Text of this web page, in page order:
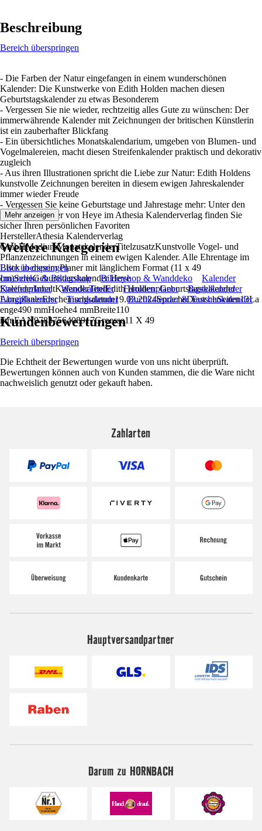
Beschreibung
Bereich überspringen
- Die Farben der Natur eingefangen in einem wunderschönen
Kalender: Die Kunstwerke von Edith Holden machen diesen
Geburtstagskalender zu etwas Besonderem
- Vergessen Sie nie wieder, rechtzeitig alles Gute zu wünschen: Der
immerwährende Kalender mit Zeichnungen der britischen Künstlerin
ist ein zauberhafter Blickfang
- Ein übersichtliches Monatskalendarium, umgeben von Blumen- und
Vogelmalereien, macht diesen Streifenkalender praktisch und dekorativ
zugleich
- Aus ihren Illustrationen spricht die Liebe zur Natur: Edith Holdens
kunstvolle Zeichnungen bereiten in diesem ewigen Jahreskalender
immer wieder Freude
- Vergessen Sie keine Geburtstage und Jahrestage mehr: Unter den
ewigen Kalender von Heye im Athesia Kalenderverlag finden Sie
sicher Ihren persönlichen Favoriten
HerstellerAthesia Kalenderverlag
GmbHMediumMonatskalenderTitelzusatzKunstvolle Vogel- und
Pflanzenzeichnungen in einem ewigen Kalender. Alle Ehrentage im
Blick in diesem Planer mit länglichem Format (11 x 49
cm)SerieGeburtstagskalender Heye
KalenderInhaltKalenderTitelEdith Holden: Geburtstagskalender
LangplanerErscheinungsdatum19.03.2024SpracheDeutschSeiten13La
enge490 mmHoehe4 mmBreite110
mmEAN9783756408917Groesse11 X 49
Mehr anzeigen
Weitere Kategorien
Liste überspringen
Innendeko & Bildershop
Bildershop & Wanddeko
Kalender
Streifenplaner
Wandkalender Familienplaner
Bastelkalender
Abreißkalender
Tischkalender Buchkalender & Taschenkalender
Kundenbewertungen
Bereich überspringen
Die Echtheit der Bewertungen wurde von uns nicht überprüft.
Bewertungen können auch von Kunden stammen, die die Ware nicht
nachweislich genutzt oder gekauft haben.
Zahlarten
Hauptversandpartner
Darum zu HORNBACH